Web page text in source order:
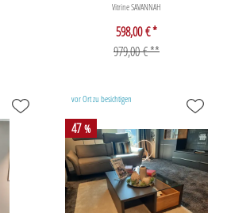
Vitrine SAVANNAH
598,00 € *
979,00 € **
vor Ort zu besichtigen
47%